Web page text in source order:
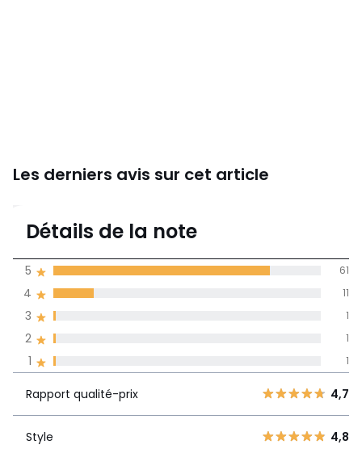
Les derniers avis sur cet article
4,7
de moyenne
obtenue sur
3
4,7
4,8
Détails de la note
1 1
2 1
3 1
4 11
5 61
Rapport qualité-prix 4,7
Style 4,8